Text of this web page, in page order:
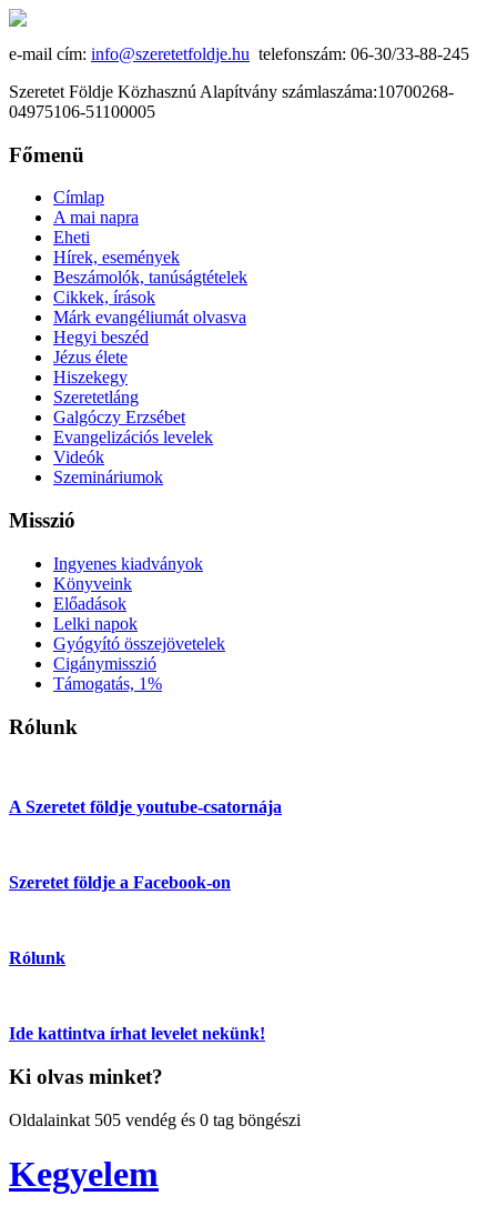
e-mail cím: info@szeretetfoldje.hu telefonszám: 06-30/33-88-245
Szeretet Földje Közhasznú Alapítvány számlaszáma:10700268-
04975106-51100005
Főmenü
Címlap
A mai napra
Eheti
Hírek, események
Beszámolók, tanúságtételek
Cikkek, írások
Márk evangéliumát olvasva
Hegyi beszéd
Jézus élete
Hiszekegy
Szeretetláng
Galgóczy Erzsébet
Evangelizációs levelek
Videók
Szemináriumok
Misszió
Ingyenes kiadványok
Könyveink
Előadások
Lelki napok
Gyógyító összejövetelek
Cigánymisszió
Támogatás, 1%
Rólunk
A Szeretet földje youtube-csatornája
Szeretet földje a Facebook-on
Rólunk
Ide kattintva írhat levelet nekünk!
Ki olvas minket?
Oldalainkat 505 vendég és 0 tag böngészi
Kegyelem